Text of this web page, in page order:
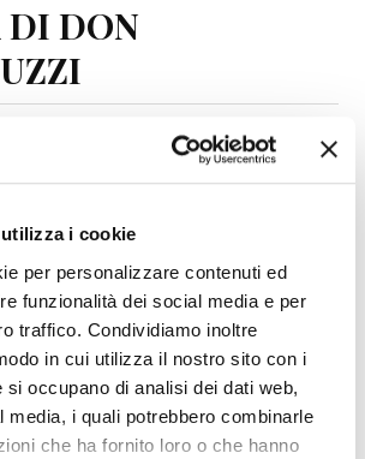
i cookie
per personalizzare contenuti ed
funzionalità dei social media e per
traffico. Condividiamo inoltre
in cui utilizza il nostro sito con i
si occupano di analisi dei dati web,
media, i quali potrebbero combinarle
che ha fornito loro o che hanno
DI DON
la visione bortoluzziana, sarebbe la
Terra dopo aver beccato una
da una gigantesca cometa.
impatto così potente avrebbe
il pianeta, ma non è questo il punto